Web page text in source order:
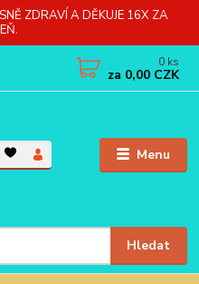
ZDRAVÍ A DĚKUJE 16X ZA
Menu
Hledat
0 ks
za 0,00 CZK